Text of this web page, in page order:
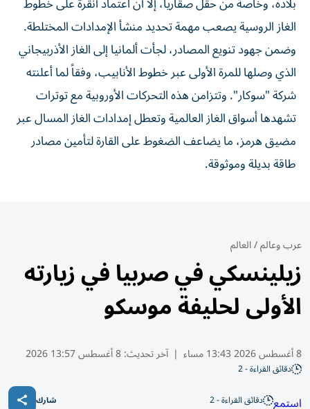
الغاز الروسية يصعب مهمة تحديد منشأ الإمدادات المختلطة.
وضمن جهود تنويع المصادر، لجأت ألمانيا إلى الغاز الأذربيجاني
الذي وصلها للمرة الأولى عبر خطوط الأنابيب، وفقاً لما أعلنته
شركة "سوكار". وتتزامن هذه التحركات الأوروبية مع توترات
تشهدها أسواق الغاز العالمية وتعطل إمدادات الغاز المسال عبر
مضيق هرمز، ما يضاعف الضغوط على القارة لتأمين مصادر
طاقة بديلة وموثوقة.
عرب وعالم/العالم
زيلينسكي في صربيا في زيارته
الأولى لحليفة موسكو
8 أغسطس 2026 13:43 مساء | آخر تحديث:8 أغسطس 13:57 2026
دقائق القراءة - 2
استمع دقائق القراءة - 2 شارك